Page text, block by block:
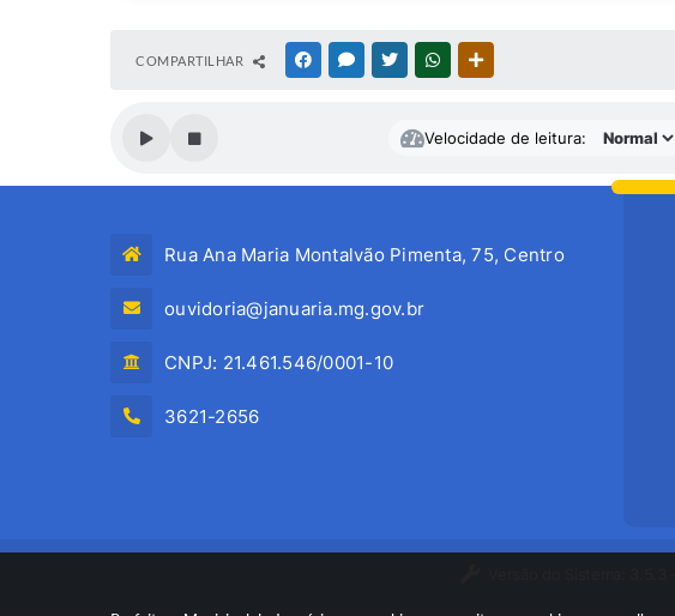
COMPARTILHAR FACEBOOKMESSENGER
TWITTERWHATSAPP
Velocidade de leitura:
Rua Ana Maria Montalvão Pimenta, 75, Centro
ouvidoria@januaria.mg.gov.br
CNPJ: 21.461.546/0001-10
3621-2656